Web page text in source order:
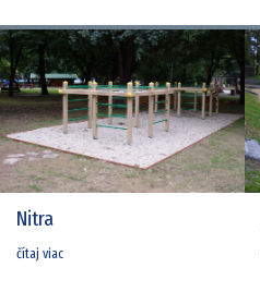
Nitra
čítaj viac